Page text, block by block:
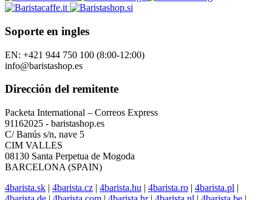
Soporte en ingles
EN: +421 944 750 100 (8:00-12:00)
info@baristashop.es
Dirección del remitente
Packeta International – Correos Express
91162025 - baristashop.es
C/ Banús s/n, nave 5
CIM VALLES
08130 Santa Perpetua de Mogoda
BARCELONA (SPAIN)
4barista.sk | 4barista.cz | 4barista.hu | 4barista.ro | 4barista.pl |